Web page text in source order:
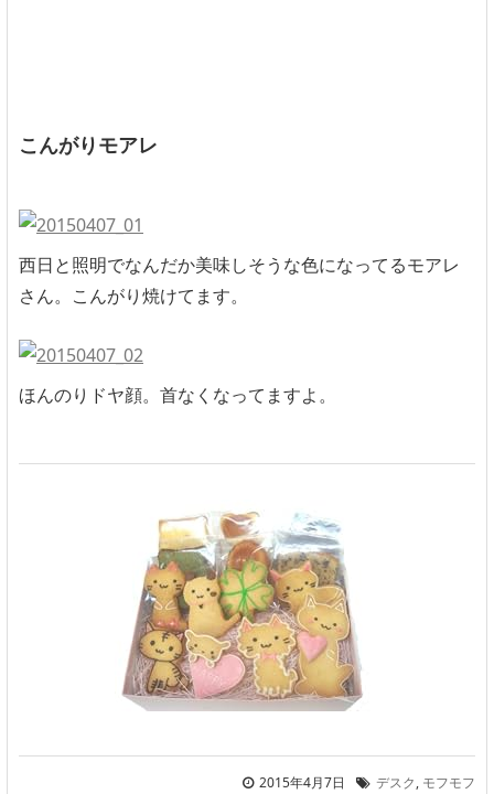
こんがりモアレ
西日と照明でなんだか美味しそうな色になってるモアレ
さん。こんがり焼けてます。
ほんのりドヤ顔。首なくなってますよ。
2015年4月7日 デスク, モフモフ